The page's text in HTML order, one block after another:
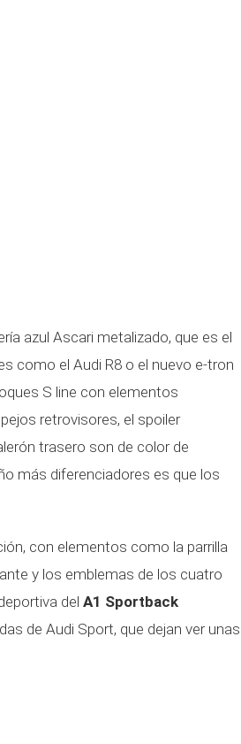
azul Ascari metalizado, que es el
como el Audi R8 o el nuevo e-tron
S line con elementos
retrovisores, el spoiler
trasero son de color de
más diferenciadores es que los
con elementos como la parrilla
y los emblemas de los cuatro
del A1 Sportback
de Audi Sport, que dejan ver unas